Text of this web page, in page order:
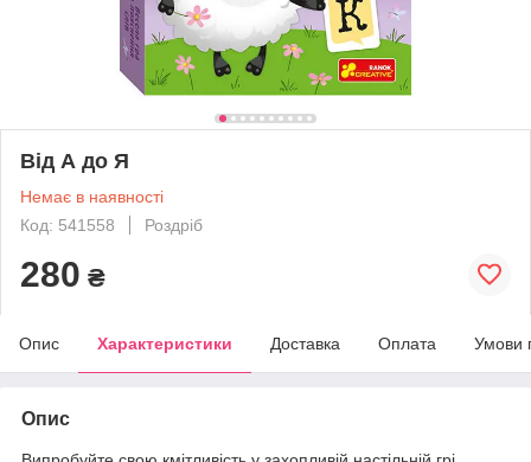
Від А до Я
Немає в наявності
Код: 541558
Роздріб
280 ₴
Опис Характеристики Доставка Оплата Умови
Опис